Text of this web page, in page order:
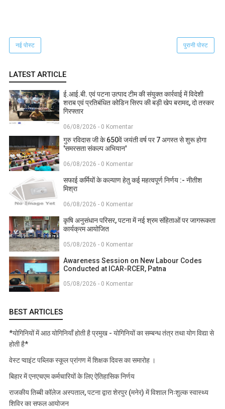
नई पोस्ट पुरानी पोस्ट
LATEST ARTICLE
ई.आई.बी. एवं पटना उत्पाद टीम की संयुक्त कार्रवाई में विदेशी
शराब एवं प्रतिबंधित कोडिन सिरप की बड़ी खेप बरामद, दो तस्कर
गिरफ्तार
06/08/2026 - 0 Komentar
गुरु रविदास जी के 650वें जयंती वर्ष पर 7 अगस्त से शुरू होगा
'समरसता संकल्प अभियान'
06/08/2026 - 0 Komentar
सफाई कर्मियों के कल्याण हेतु कई महत्वपूर्ण निर्णय :- नीतीश
मिश्रा
06/08/2026 - 0 Komentar
कृषि अनुसंधान परिसर, पटना में नई श्रम संहिताओं पर जागरूकता
कार्यक्रम आयोजित
05/08/2026 - 0 Komentar
Awareness Session on New Labour Codes
Conducted at ICAR-RCER, Patna
05/08/2026 - 0 Komentar
BEST ARTICLES
*योगिनियों में आठ योगिनियाँ होती है प्रमुख - योगिनियों का सम्बन्ध तंत्र तथा योग विद्या से
होती है*
वेस्ट प्वाइंट पब्लिक स्कूल प्रांगण में शिक्षक दिवस का समारोह ।
बिहार में एनएचएम कर्मचारियों के लिए ऐतिहासिक निर्णय
राजकीय तिब्बी कॉलेज अस्पताल, पटना द्वारा शेरपुर (मनेर) में विशाल निःशुल्क स्वास्थ्य
शिविर का सफल आयोजन